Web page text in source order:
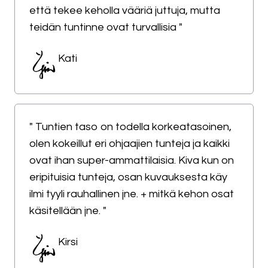
että tekee keholla vääriä juttuja, mutta
teidän tuntinne ovat turvallisia "
Kati
" Tuntien taso on todella korkeatasoinen,
olen kokeillut eri ohjaajien tunteja ja kaikki
ovat ihan super-ammattilaisia. Kiva kun on
eripituisia tunteja, osan kuvauksesta käy
ilmi tyyli rauhallinen jne. + mitkä kehon osat
käsitellään jne. "
Kirsi